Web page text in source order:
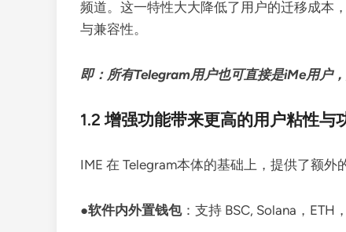
频道。这一特性大大降低了用户的迁移成本
与兼容性。
即：所有Telegram用户也可直接是iMe用户
1.2 增强功能带来更高的用户粘性与
IME 在 Telegram本体的基础上，提供了额外
●软件内外置钱包：支持 BSC, Solana，ETH